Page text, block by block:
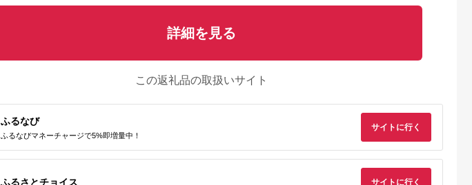
詳細を見る
この返礼品の取扱いサイト
ふるなび
ふるなびマネーチャージで5%即増量中！
サイトに行く
ふるさとチョイス サイトに行く